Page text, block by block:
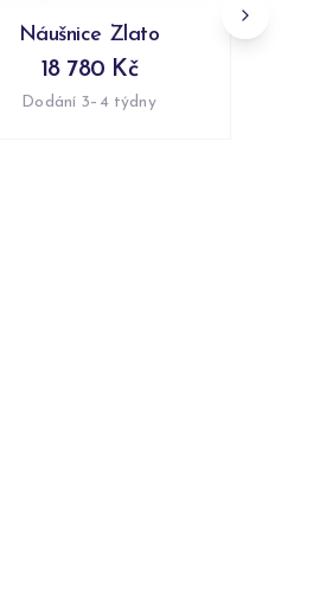
Náušnice Zlato
18 780 Kč
Dodání 3–4 týdny